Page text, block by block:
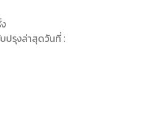
ปรุงล่าสุดวันที่ :